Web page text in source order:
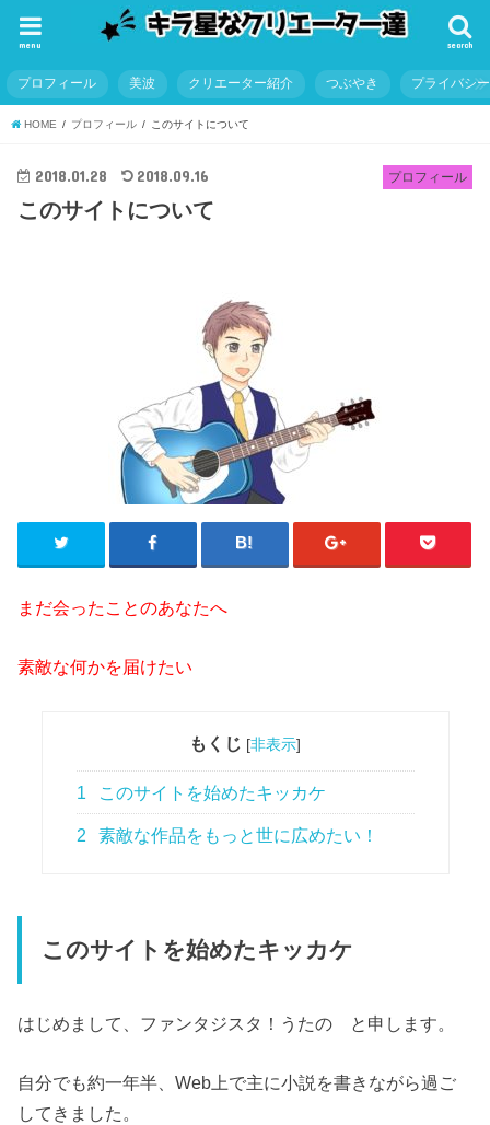
search
menu
プロフィール 美波 クリエーター紹介 つぶやき プライバシ
HOME プロフィール このサイトについて
プロフィール
2018.01.28 2018.09.16
このサイトについて
まだ会ったことのあなたへ
素敵な何かを届けたい
もくじ [非表示]
1 このサイトを始めたキッカケ
2 素敵な作品をもっと世に広めたい！
このサイトを始めたキッカケ
はじめまして、ファンタジスタ！うたの と申します。
自分でも約一年半、Web上で主に小説を書きながら過ご
してきました。